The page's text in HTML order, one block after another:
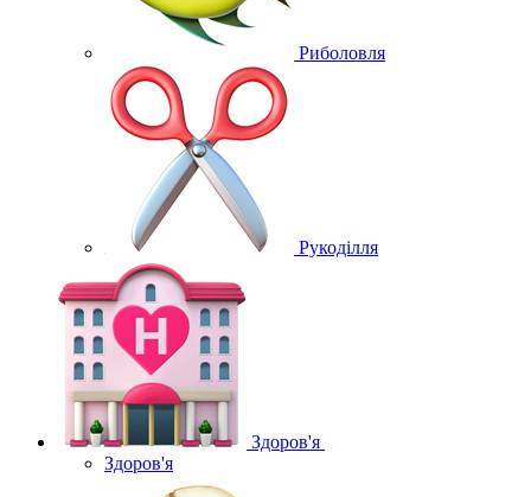
Риболовля
Рукоділля
Здоров'я
Здоров'я